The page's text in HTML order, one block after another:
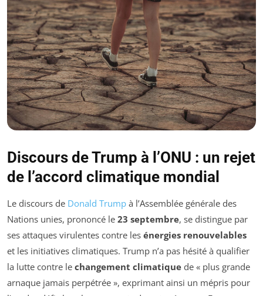
Discours de Trump à l’ONU : un rejet
de l’accord climatique mondial
Le discours de Donald Trump à l’Assemblée générale des
Nations unies, prononcé le 23 septembre, se distingue par
ses attaques virulentes contre les énergies renouvelables
et les initiatives climatiques. Trump n’a pas hésité à qualifier
la lutte contre le changement climatique de « plus grande
arnaque jamais perpétrée », exprimant ainsi un mépris pour